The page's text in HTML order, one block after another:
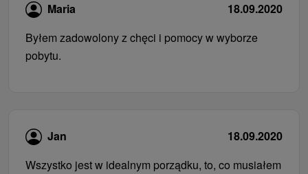
Maria
18.09.2020
Byłem zadowolony z chęci i pomocy w wyborze
pobytu.
Jan
18.09.2020
Wszystko jest w idealnym porządku, to, co musiałem